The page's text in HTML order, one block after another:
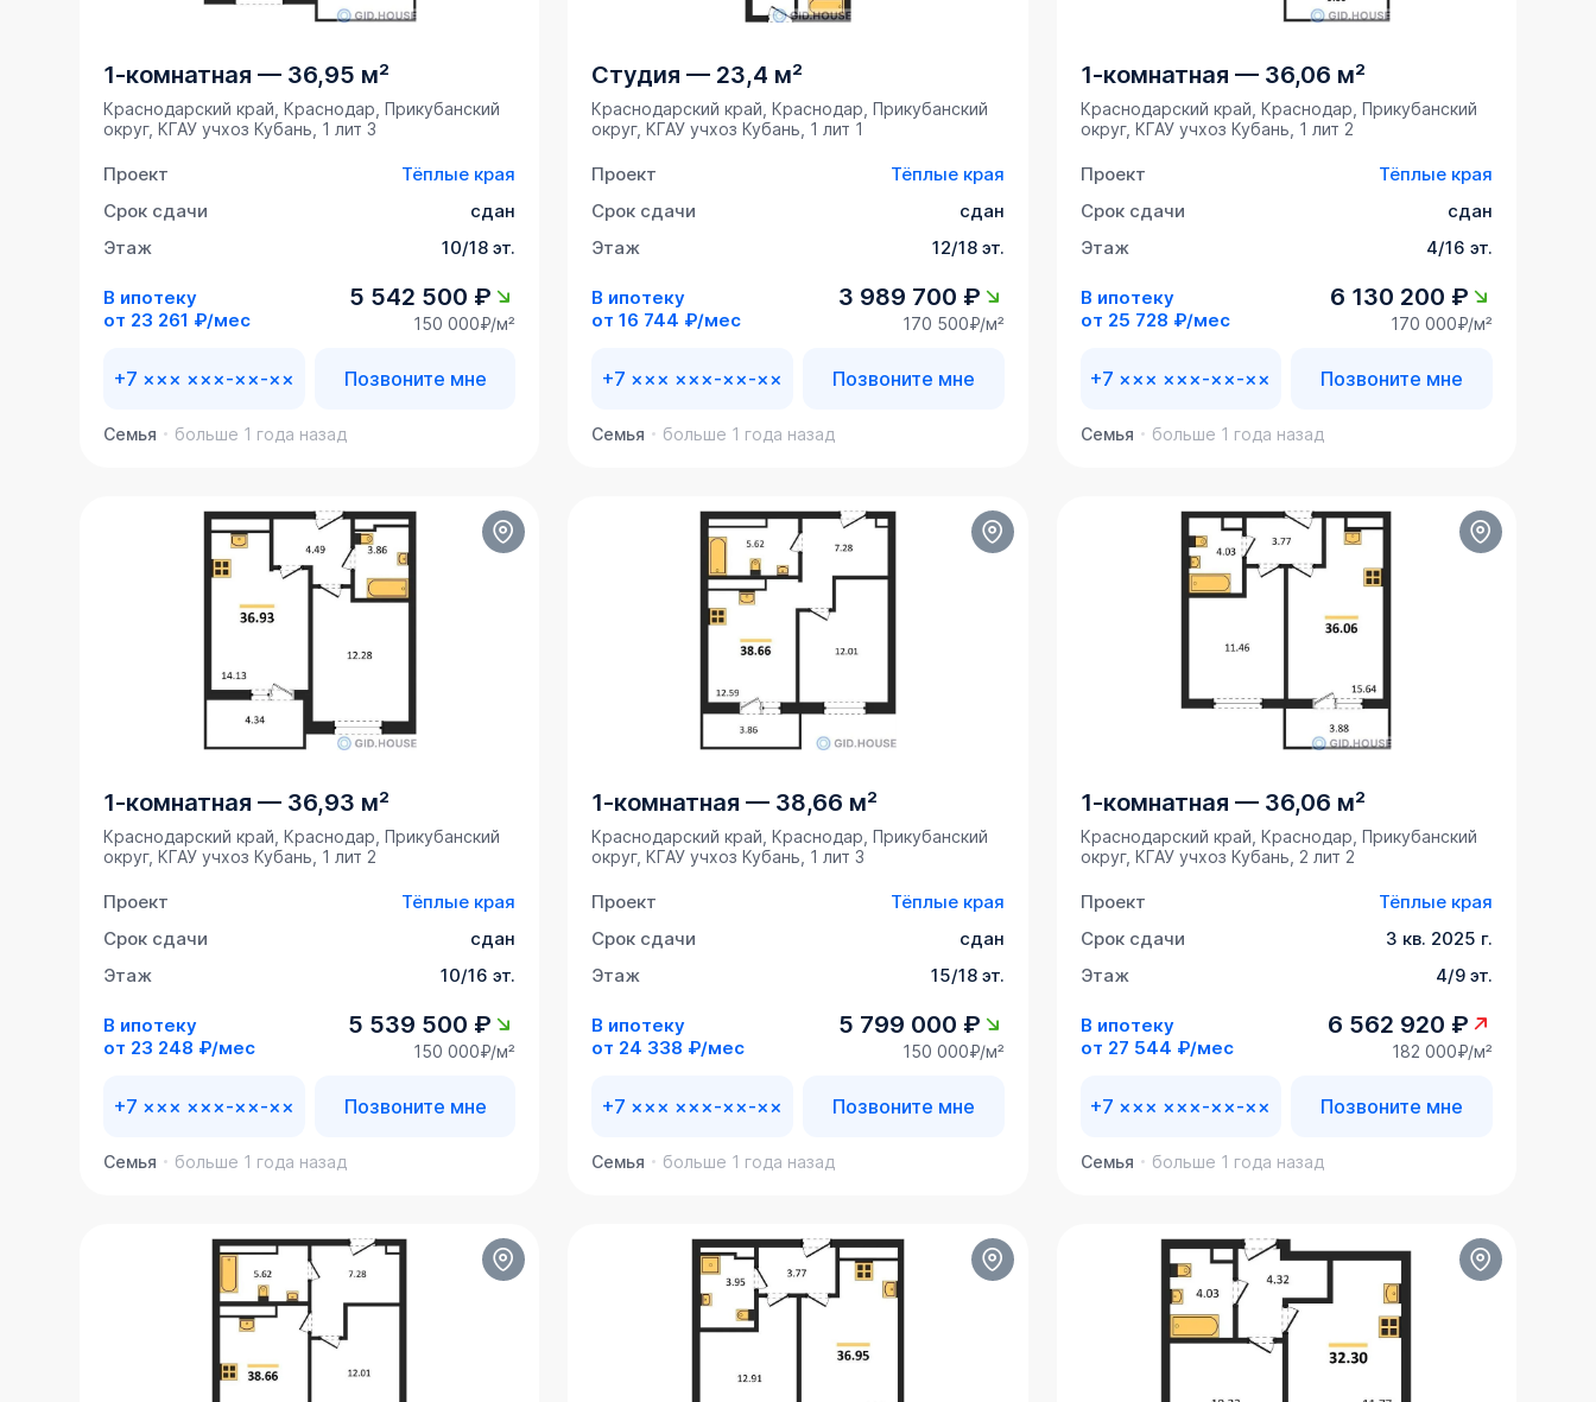
1-комнатная — 36,95 м²
Краснодарский край, Краснодар, Прикубанский
округ, ​КГАУ учхоз Кубань, 1 лит 3
Проект
Тёплые края
Срок сдачи
сдан
Этаж
10/18 эт.
В ипотеку
от 23 261 ₽/мес
5 542 500 ₽
150 000₽/м²
+7 ××× ×××-××-×× Позвоните мне
Семья больше 1 года назад
Студия — 23,4 м²
Краснодарский край, Краснодар, Прикубанский
округ, ​КГАУ учхоз Кубань, 1 лит 1
Проект
Тёплые края
Срок сдачи
сдан
Этаж
12/18 эт.
В ипотеку
от16 744 ₽/мес
3 989 700 ₽
170 500₽/м²
+7 ××× ×××-××-×× Позвоните мне
Семья больше 1 года назад
1-комнатная — 36,06 м²
Краснодарский край, Краснодар, Прикубанский
округ, ​КГАУ учхоз Кубань, 1 лит 2
Проект
Тёплые края
Срок сдачи
сдан
Этаж
4/16 эт.
В ипотеку
от 25 728 ₽/мес
6 130 200 ₽
170 000₽/м²
+7 ××× ×××-××-×× Позвоните мне
Семья больше 1 года назад
1-комнатная — 36,93 м²
Краснодарский край, Краснодар, Прикубанский
округ, ​КГАУ учхоз Кубань, 1 лит 2
Проект
Тёплые края
Срок сдачи
сдан
Этаж
10/16 эт.
В ипотеку
от 23 248 ₽/мес
5 539 500 ₽
150 000₽/м²
+7 ××× ×××-××-×× Позвоните мне
Семья больше 1 года назад
1-комнатная — 38,66 м²
Краснодарский край, Краснодар, Прикубанский
округ, ​КГАУ учхоз Кубань, 1 лит 3
Проект
Тёплые края
Срок сдачи
сдан
Этаж
15/18 эт.
В ипотеку
от 24 338 ₽/мес
5 799 000 ₽
150 000₽/м²
+7 ××× ×××-××-×× Позвоните мне
Семья больше 1 года назад
1-комнатная — 36,06 м²
Краснодарский край, Краснодар, Прикубанский
округ, ​КГАУ учхоз Кубань, 2 лит 2
Проект
Тёплые края
Срок сдачи
3 кв. 2025 г.
Этаж
4/9 эт.
В ипотеку
от 27 544 ₽/мес
6 562 920 ₽
182 000₽/м²
+7 ××× ×××-××-×× Позвоните мне
Семья больше 1 года назад